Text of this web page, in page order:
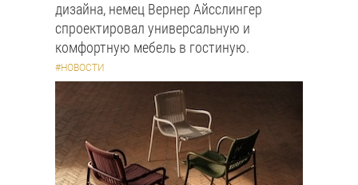
дизайна, немец Вернер Айсслингер
спроектировал универсальную и
комфортную мебель в гостиную.
#НОВОСТИ